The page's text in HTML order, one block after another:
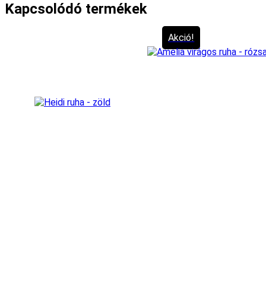
Kapcsolódó termékek
Akció!